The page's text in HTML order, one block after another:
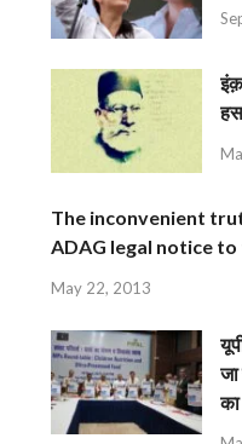
The inconvenient
ADAG legal notice to
May 22, 2013